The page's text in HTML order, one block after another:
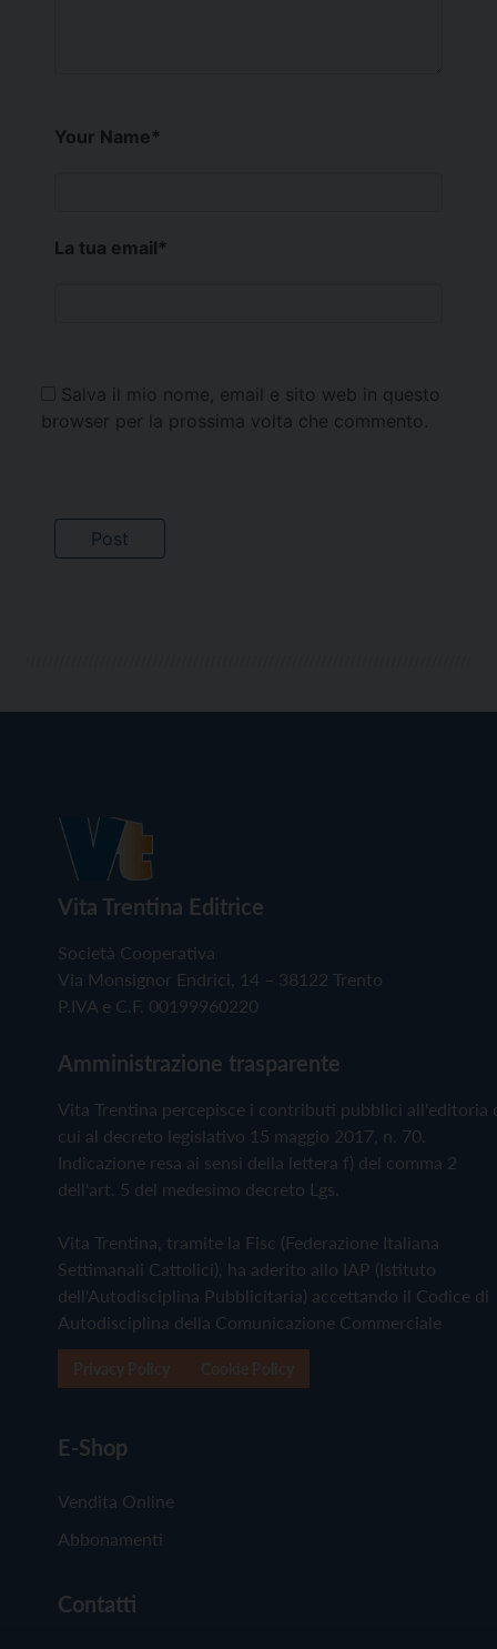
Your Name*
La tua email*
Salva il mio nome, email e sito web in questo
browser per la prossima volta che commento.
Vita Trentina Editrice
Società Cooperativa
Via Monsignor Endrici, 14 – 38122 Trento
P.IVA e C.F. 00199960220
Amministrazione trasparente
Vita Trentina percepisce i contributi pubblici all'editoria
cui al decreto legislativo 15 maggio 2017, n. 70.
Indicazione resa ai sensi della lettera f) del comma 2
dell'art. 5 del medesimo decreto Lgs.
Vita Trentina, tramite la Fisc (Federazione Italiana
Settimanali Cattolici), ha aderito allo IAP (Istituto
dell'Autodisciplina Pubblicitaria) accettando il Codice di
Autodisciplina della Comunicazione Commerciale
E-Shop
Vendita Online
Abbonamenti
Contatti